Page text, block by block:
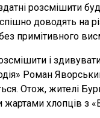
розсмішити
доводять на
примітивного
і
Роман
Отож, жителі
хлопців з